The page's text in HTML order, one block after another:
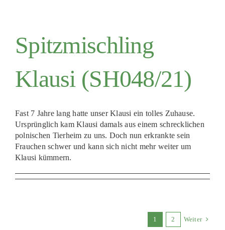
Spitzmischling
Klausi (SH048/21)
Fast 7 Jahre lang hatte unser Klausi ein tolles Zuhause.
Ursprünglich kam Klausi damals aus einem schrecklichen
polnischen Tierheim zu uns. Doch nun erkrankte sein
Frauchen schwer und kann sich nicht mehr weiter um
Klausi kümmern.
1 2 Weiter